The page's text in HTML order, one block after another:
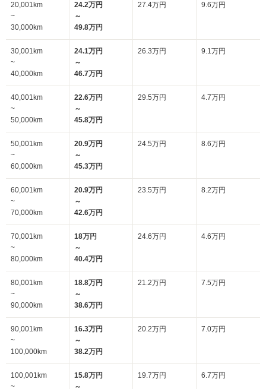
20,001km
~
30,000km
24.2万円
～
49.8万円
27.4万円 9.6万円
30,001km
~
40,000km
24.1万円
～
46.7万円
26.3万円 9.1万円
40,001km
~
50,000km
22.6万円
～
45.8万円
29.5万円 4.7万円
50,001km
~
60,000km
20.9万円
～
45.3万円
24.5万円 8.6万円
60,001km
~
70,000km
20.9万円
～
42.6万円
23.5万円 8.2万円
70,001km
~
80,000km
18万円
～
40.4万円
24.6万円 4.6万円
80,001km
~
90,000km
18.8万円
～
38.6万円
21.2万円 7.5万円
90,001km
~
100,000km
16.3万円
～
38.2万円
20.2万円 7.0万円
100,001km
~
15.8万円
～
19.7万円 6.7万円